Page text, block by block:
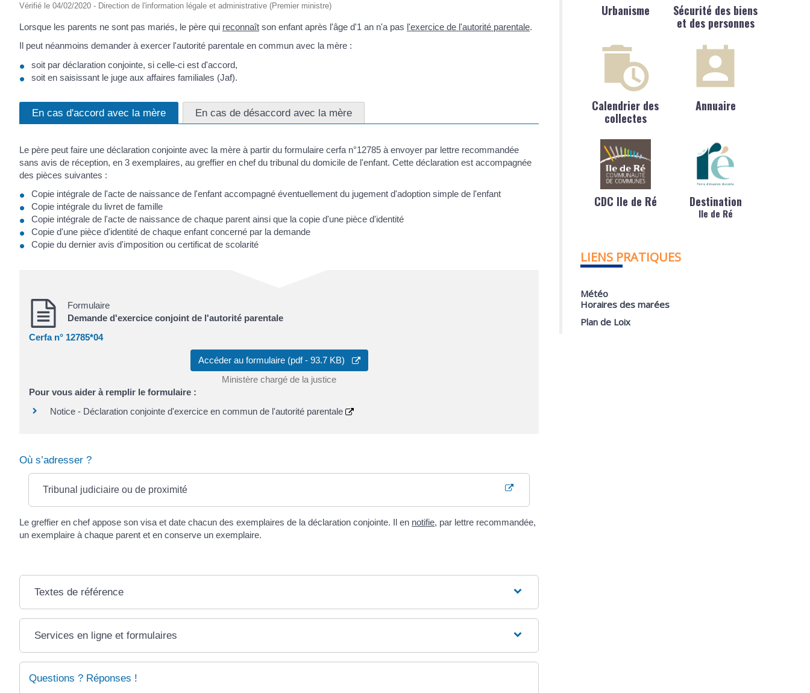
Vérifié le 04/02/2020 - Direction de l'information légale et administrative (Premier ministre)
Lorsque les parents ne sont pas mariés, le père qui reconnaît son enfant après l'âge d'1 an n'a pas l'exercice de l'autorité parentale.
Il peut néanmoins demander à exercer l'autorité parentale en commun avec la mère :
soit par déclaration conjointe, si celle-ci est d'accord,
soit en saisissant le juge aux affaires familiales (Jaf).
En cas d'accord avec la mère En cas de désaccord avec la mère
Le père peut faire une déclaration conjointe avec la mère à partir du formulaire cerfa n°12785 à envoyer par lettre recommandée
sans avis de réception, en 3 exemplaires, au greffier en chef du tribunal du domicile de l'enfant. Cette déclaration est accompagnée
des pièces suivantes :
Copie intégrale de l'acte de naissance de l'enfant accompagné éventuellement du jugement d'adoption simple de l'enfant
Copie intégrale du livret de famille
Copie intégrale de l'acte de naissance de chaque parent ainsi que la copie d'une pièce d'identité
Copie d'une pièce d'identité de chaque enfant concerné par la demande
Copie du dernier avis d'imposition ou certificat de scolarité
Formulaire
Demande d'exercice conjoint de l'autorité parentale
Cerfa n° 12785*04
Accéder au formulaire (pdf - 93.7 KB)
Ministère chargé de la justice
Pour vous aider à remplir le formulaire :
Notice - Déclaration conjointe d'exercice en commun de l'autorité parentale
Où s’adresser ?
Tribunal judiciaire ou de proximité
Le greffier en chef appose son visa et date chacun des exemplaires de la déclaration conjointe. Il en notifie, par lettre recommandée,
un exemplaire à chaque parent et en conserve un exemplaire.
Textes de référence
Services en ligne et formulaires
Questions ? Réponses !
Urbanisme
Sécurité des biens
et des personnes
Calendrier des
collectes
Annuaire
CDC Ile de Ré Destination
Ile de Ré
LIENS PRATIQUES
Météo
Horaires des marées
Plan de Loix